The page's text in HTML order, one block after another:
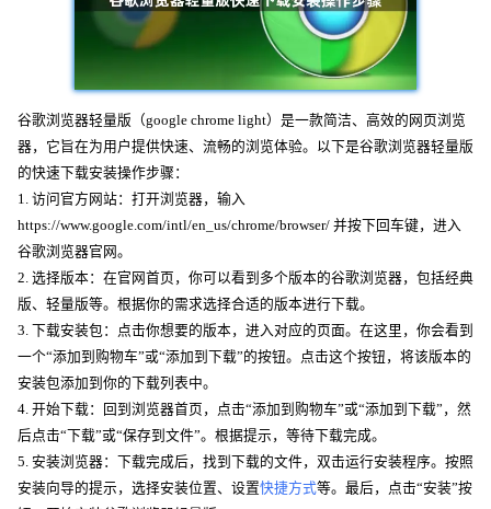
谷歌浏览器轻量版（google chrome light）是一款简洁、高效的网页浏览
器，它旨在为用户提供快速、流畅的浏览体验。以下是谷歌浏览器轻量版
的快速下载安装操作步骤：
1. 访问官方网站：打开浏览器，输入
https://www.google.com/intl/en_us/chrome/browser/ 并按下回车键，进入
谷歌浏览器官网。
2. 选择版本：在官网首页，你可以看到多个版本的谷歌浏览器，包括经典
版、轻量版等。根据你的需求选择合适的版本进行下载。
3. 下载安装包：点击你想要的版本，进入对应的页面。在这里，你会看到
一个“添加到购物车”或“添加到下载”的按钮。点击这个按钮，将该版本的
安装包添加到你的下载列表中。
4. 开始下载：回到浏览器首页，点击“添加到购物车”或“添加到下载”，然
后点击“下载”或“保存到文件”。根据提示，等待下载完成。
5. 安装浏览器：下载完成后，找到下载的文件，双击运行安装程序。按照
安装向导的提示，选择安装位置、设置快捷方式等。最后，点击“安装”按